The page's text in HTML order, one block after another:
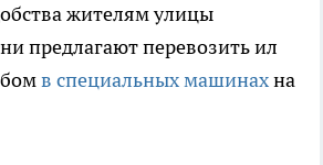
жителям улицы
предлагают перевозить ил
в специальных машинахна